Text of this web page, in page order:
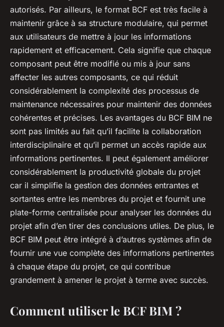
autorisés. Par ailleurs, le format BCF est très facile à
maintenir grâce à sa structure modulaire, qui permet
aux utilisateurs de mettre à jour les informations
rapidement et efficacement. Cela signifie que chaque
composant peut être modifié ou mis à jour sans
affecter les autres composants, ce qui réduit
considérablement la complexité des processus de
maintenance nécessaires pour maintenir des données
cohérentes et précises. Les avantages du BCF BIM ne
sont pas limités au fait qu’il facilite la collaboration
interdisciplinaire et qu’il permet un accès rapide aux
informations pertinentes. Il peut également améliorer
considérablement la productivité globale du projet
car il simplifie la gestion des données entrantes et
sortantes entre les membres du projet et fournit une
plate-forme centralisée pour analyser les données du
projet afin d’en tirer des conclusions utiles. De plus, le
BCF BIM peut être intégré à d’autres systèmes afin de
fournir une vue complète des informations pertinentes
à chaque étape du projet, ce qui contribue
grandement à amener le projet à terme avec succès.
Comment utiliser le BCF BIM ?